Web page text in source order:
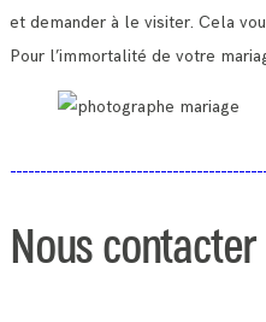
et demander à le visiter. Cela
Pour l’immortalité de votre
Nous contacter